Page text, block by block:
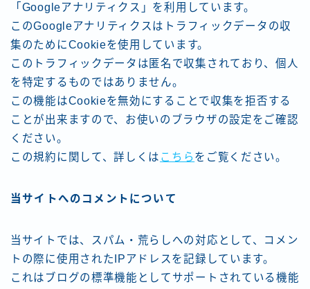
「Googleアナリティクス」を利用しています。
このGoogleアナリティクスはトラフィックデータの収
集のためにCookieを使用しています。
このトラフィックデータは匿名で収集されており、個人
を特定するものではありません。
この機能はCookieを無効にすることで収集を拒否する
ことが出来ますので、お使いのブラウザの設定をご確認
ください。
この規約に関して、詳しくは こちらをご覧ください。
当サイトへのコメントについて
当サイトでは、スパム・荒らしへの対応として、コメン
トの際に使用されたIPアドレスを記録しています。
これはブログの標準機能としてサポートされている機能